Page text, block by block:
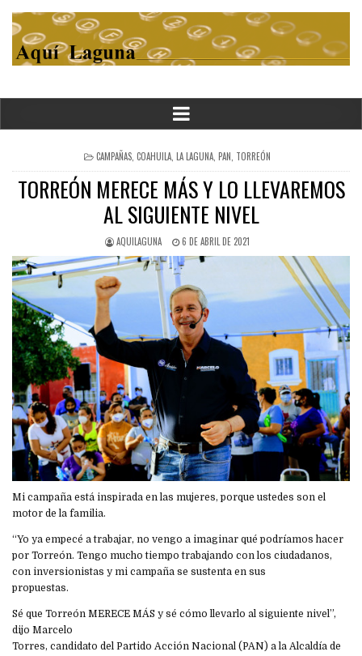
POSTED
IN
CAMPAÑAS, COAHUILA, LA LAGUNA, PAN TORREÓN
TORREÓN MERECE MÁS Y LO LLEVAREMOS
AL SIGUIENTE NIVEL
AQUILAGUNA 6 DE ABRIL DE 2021
Mi campaña está inspirada en las mujeres, porque ustedes son el
motor de la familia.
“Yo ya empecé a trabajar, no vengo a imaginar qué podríamos hacer
por Torreón. Tengo mucho tiempo trabajando con los ciudadanos,
con inversionistas y mi campaña se sustenta en sus
propuestas.
Sé que Torreón MERECE MÁS y sé cómo llevarlo al siguiente nivel”,
dijo Marcelo
Torres, candidato del Partido Acción Nacional (PAN) a la Alcaldía de